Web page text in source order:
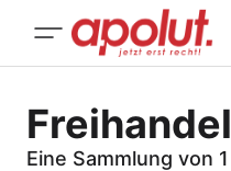
Eine Sammlung von